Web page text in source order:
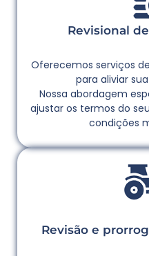
Revisional
Oferecemos serviços
para aliviar
Nossa abordagem
ajustar os termos do
condições
Revisão e